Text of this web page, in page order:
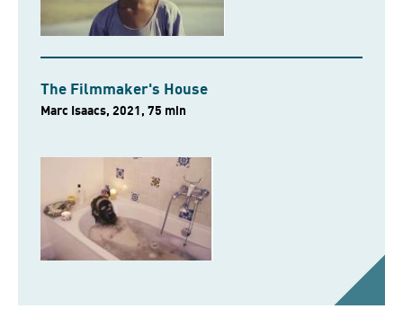
The Filmmaker's House
Marc Isaacs, 2021, 75 min